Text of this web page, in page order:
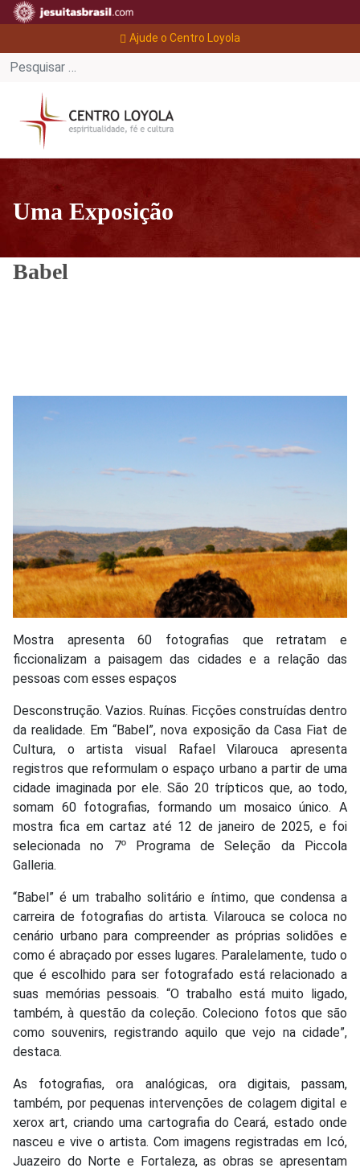
Ajude o Centro Loyola
Uma Exposição
Babel
Mostra apresenta 60 fotografias que retratam e
ficcionalizam a paisagem das cidades e a relação das
pessoas com esses espaços
Desconstrução. Vazios. Ruínas. Ficções construídas dentro
da realidade. Em“Babel”, nova exposição da Casa Fiat de
Cultura, o artista visual Rafael Vilarouca apresenta
registros que reformulam o espaço urbano a partir de uma
cidade imaginada por ele. São 20 trípticos que, ao todo,
somam 60 fotografias, formando um mosaico único. A
mostra fica em cartaz até 12 de janeiro de 2025, e foi
selecionada no 7º Programa de Seleção da Piccola
Galleria.
“Babel” é um trabalho solitário e íntimo, que condensa a
carreira de fotografias do artista. Vilarouca se coloca no
cenário urbano para compreender as próprias solidões e
como é abraçado por esses lugares. Paralelamente, tudo o
que é escolhido para ser fotografado está relacionado a
suas memórias pessoais. “O trabalho está muito ligado,
também, à questão da coleção. Coleciono fotos que são
como souvenirs, registrando aquilo que vejo na cidade”,
destaca.
As fotografias, ora analógicas, ora digitais, passam,
também, por pequenas intervenções de colagem digital e
xerox art, criando uma cartografia do Ceará, estado onde
nasceu e vive o artista. Com imagens registradas em Icó,
Juazeiro do Norte e Fortaleza, as obras se apresentam